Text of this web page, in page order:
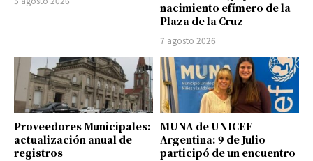
nacimiento efímero de la
Plaza de la Cruz
7 agosto 2026
Proveedores Municipales:
actualización anual de
registros
MUNA de UNICEF
Argentina: 9 de Julio
participó de un encuentro